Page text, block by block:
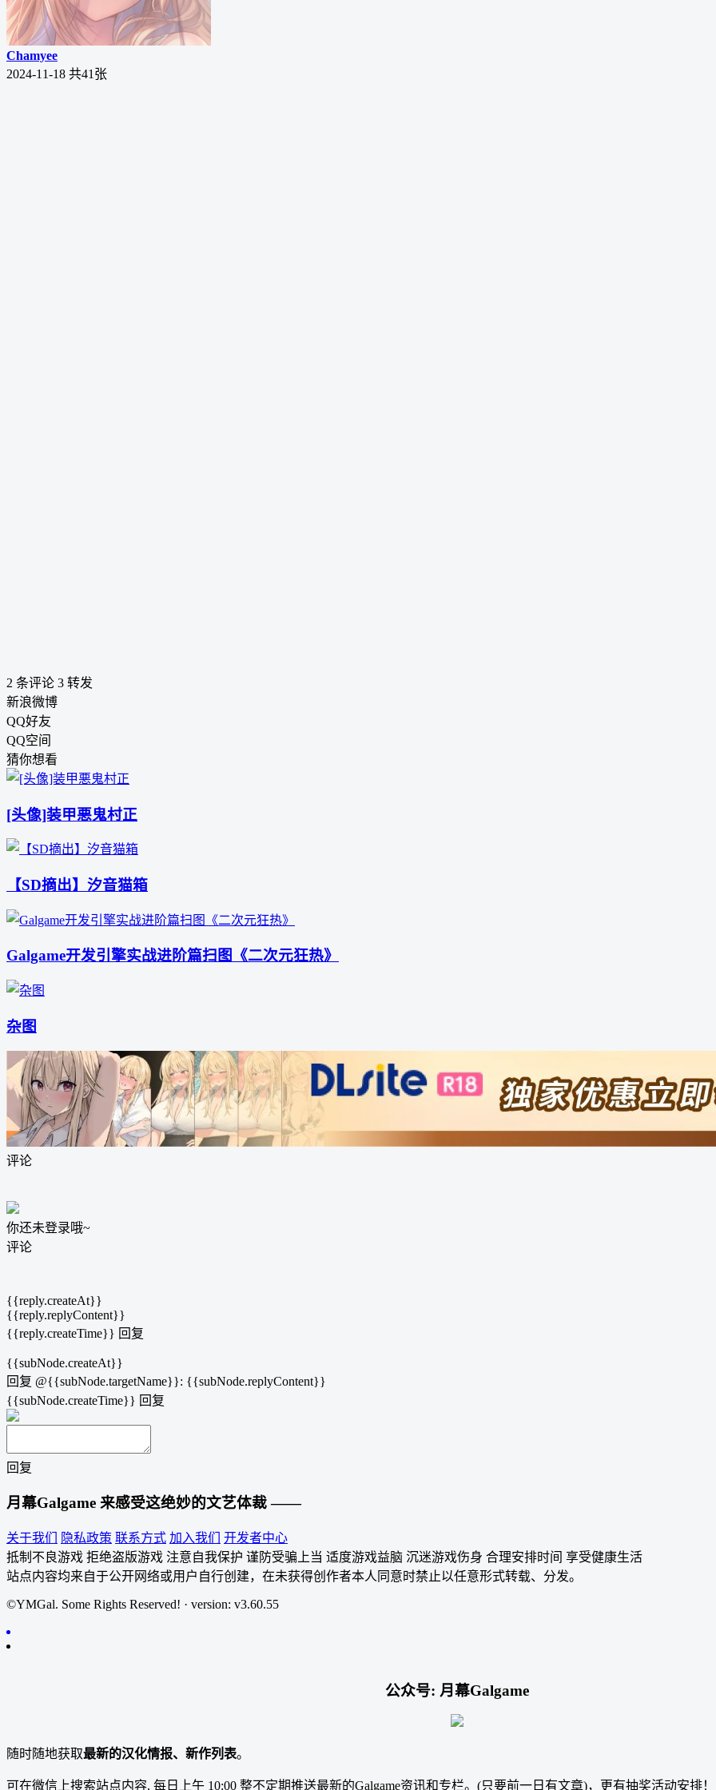
Chamyee
2024-11-18 共41张
2 条评论 3 转发
新浪微博
QQ好友
QQ空间
猜你想看
[头像]装甲悪鬼村正
【SD摘出】汐音猫箱
Galgame开发引擎实战进阶篇扫图《二次元狂热》
杂图
评论
你还未登录哦~
评论
{{reply.createAt}}
{{reply.replyContent}}
{{reply.createTime}} 回复
{{subNode.createAt}}
回复 @{{subNode.targetName}}: {{subNode.replyContent}}
{{subNode.createTime}} 回复
回复
月幕Galgame 来感受这绝妙的文艺体裁 ——
关于我们 隐私政策 联系方式 加入我们
开发者中心
抵制不良游戏 拒绝盗版游戏 注意自我保护 谨防受骗上当 适度游戏益脑 沉迷游戏伤身 合理安排时间 享受健康生活
站点内容均来自于公开网络或用户自行创建，在未获得创作者本人同意时禁止以任意形式转载、分发。
©YMGal. Some Rights Reserved! · version: v3.60.55
公众号: 月幕Galgame
随时随地获取最新的汉化情报、新作列表。
可在微信上搜索站点内容, 每日上午 10:00 整不定期推送最新的Galgame资讯和专栏。(只要前一日有文章)，更有抽奖活动安排！